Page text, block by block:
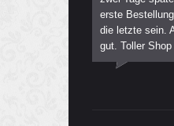
erste
die letzte sein.
gut. Toller Shop